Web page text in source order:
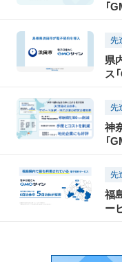
「
先
県
ス
先
神
「
先
福
ー